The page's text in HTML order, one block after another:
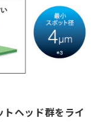
ヘッド群をライ